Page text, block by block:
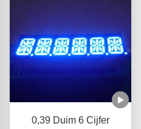
0,39 Duim 6 Cijfer